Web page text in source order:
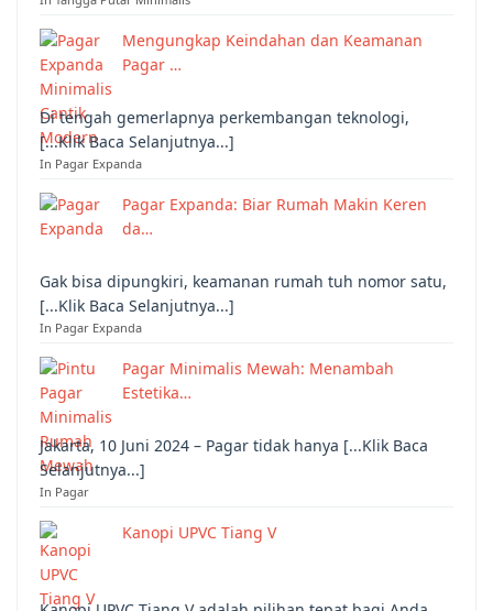
Mengungkap Keindahan dan Keamanan
Pagar …
Di tengah gemerlapnya perkembangan teknologi,
[...Klik Baca Selanjutnya...]
In Pagar Expanda
Pagar Expanda: Biar Rumah Makin Keren
da…
Gak bisa dipungkiri, keamanan rumah tuh nomor satu,
[...Klik Baca Selanjutnya...]
In Pagar Expanda
Pagar Minimalis Mewah: Menambah
Estetika…
Jakarta, 10 Juni 2024 – Pagar tidak hanya [...Klik Baca
Selanjutnya...]
In Pagar
Kanopi UPVC Tiang V